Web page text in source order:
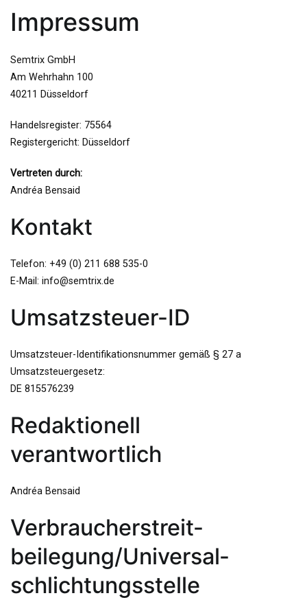
Impressum
Semtrix GmbH
Am Wehrhahn 100
40211 Düsseldorf
Handelsregister: 75564
Registergericht: Düsseldorf
Vertreten durch:
Andréa Bensaid
Kontakt
Telefon: +49 (0) 211 688 535-0
E-Mail: info@semtrix.de
Umsatzsteuer-ID
Umsatzsteuer-Identifikationsnummer gemäß § 27 a
Umsatzsteuergesetz:
DE 815576239
Redaktionell
verantwortlich
Andréa Bensaid
Verbraucher­streit­
beilegung/Universal­
schlichtungs­stelle